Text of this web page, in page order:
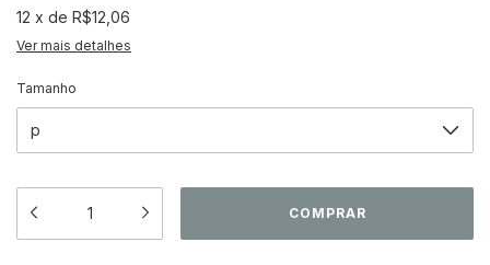
12 x de R$12,06
Ver mais detalhes
Tamanho